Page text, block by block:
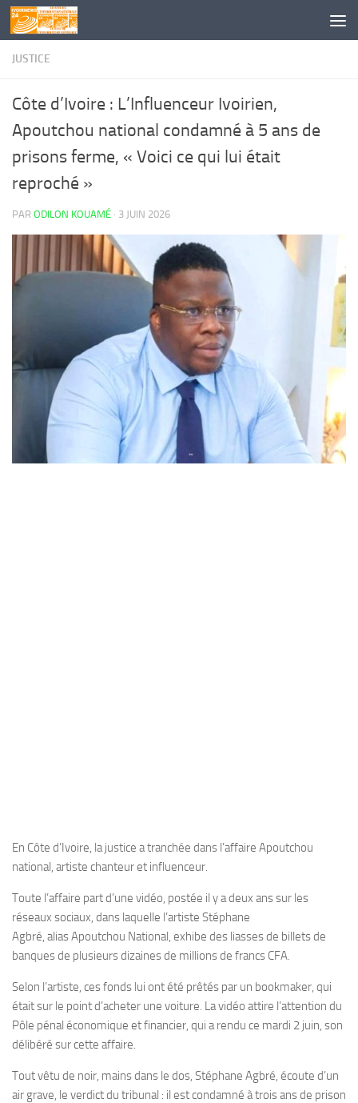
Skip to content
JUSTICE
Côte d’Ivoire : L’Influenceur Ivoirien,
Apoutchou national condamné à 5 ans de
prisons ferme, « Voici ce qui lui était
reproché »
PAR ODILON KOUAMÉ · 3 JUIN 2026
En Côte d’Ivoire, la justice a tranchée dans l’affaire Apoutchou
national, artiste chanteur et influenceur.
Toute l’affaire part d’une vidéo, postée il y a deux ans sur les
réseaux sociaux, dans laquelle l’artiste Stéphane
Agbré, alias Apoutchou National, exhibe des liasses de billets de
banques de plusieurs dizaines de millions de francs CFA.
Selon l’artiste, ces fonds lui ont été prêtés par un bookmaker, qui
était sur le point d’acheter une voiture. La vidéo attire l’attention du
Pôle pénal économique et financier, qui a rendu ce mardi 2 juin, son
délibéré sur cette affaire.
Tout vêtu de noir, mains dans le dos, Stéphane Agbré, écoute d’un
air grave, le verdict du tribunal : il est condamné à trois ans de prison